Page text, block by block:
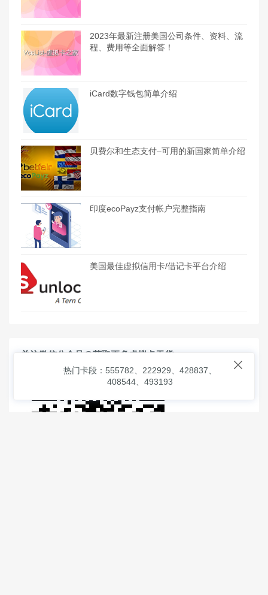
2023年最新注册美国公司条件、资料、流
程、费用等全面解答！
iCard数字钱包简单介绍
贝费尔和生态支付–可用的新国家简单介绍
印度ecoPayz支付帐户完整指南
美国最佳虚拟信用卡/借记卡平台介绍
关注微信公众号@获取更多虚拟卡干货

热门卡段：555782、222929、428837、
408544、493193